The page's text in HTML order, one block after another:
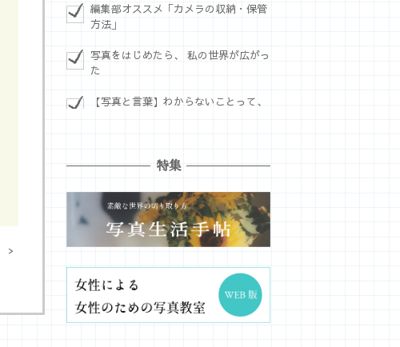
>
編集部オススメ「カメラの収納・保管
方法」
写真をはじめたら、 私の世界が広がっ
た
【写真と言葉】わからないことって、
特集